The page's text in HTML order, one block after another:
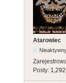
Atarowiec
Posty: 1,292